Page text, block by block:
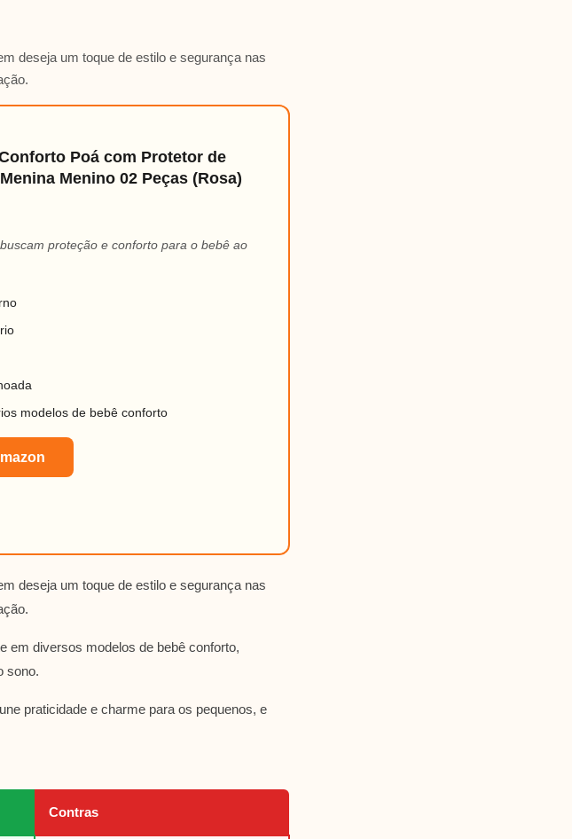
deseja um toque de estilo e segurança nas
Poá com Protetor de
Menino 02 Peças (Rosa)
proteção e conforto para o bebê ao
modelos de bebê conforto
deseja um toque de estilo e segurança nas
em diversos modelos de bebê conforto,
sono.
praticidade e charme para os pequenos, e
Contras